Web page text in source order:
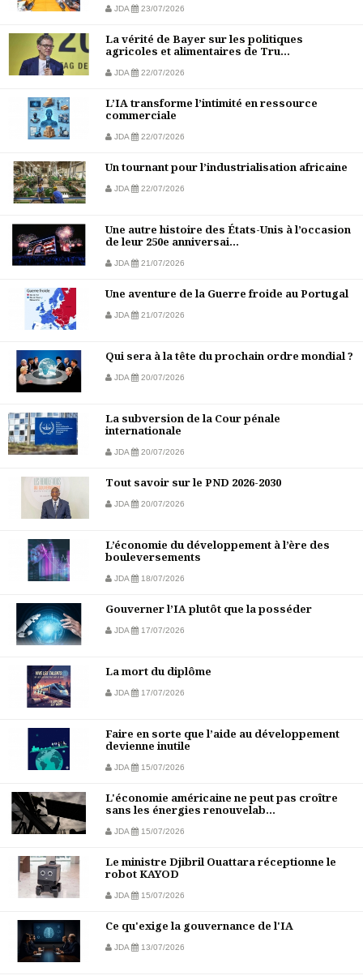
JDA 23/07/2026
La vérité de Bayer sur les politiques
agricoles et alimentaires de Tru...
JDA 22/07/2026
L’IA transforme l’intimité en ressource
commerciale
JDA 22/07/2026
Un tournant pour l’industrialisation africaine
JDA 22/07/2026
Une autre histoire des États-Unis à l’occasion
de leur 250e anniversai...
JDA 21/07/2026
Une aventure de la Guerre froide au Portugal
JDA 21/07/2026
Qui sera à la tête du prochain ordre mondial ?
JDA 20/07/2026
La subversion de la Cour pénale
internationale
JDA 20/07/2026
Tout savoir sur le PND 2026-2030
JDA 20/07/2026
L’économie du développement à l’ère des
bouleversements
JDA 18/07/2026
Gouverner l’IA plutôt que la posséder
JDA 17/07/2026
La mort du diplôme
JDA 17/07/2026
Faire en sorte que l’aide au développement
devienne inutile
JDA 15/07/2026
L'économie américaine ne peut pas croître
sans les énergies renouvelab...
JDA 15/07/2026
Le ministre Djibril Ouattara réceptionne le
robot KAYOD
JDA 15/07/2026
Ce qu'exige la gouvernance de l'IA
JDA 13/07/2026